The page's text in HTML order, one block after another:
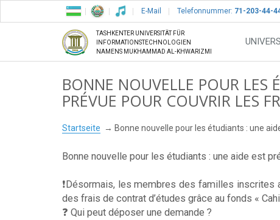
E-Mail Telefonnummer: 71-203-44-
TASHKENTER UNIVERSITÄT FÜR
INFORMATIONSTECHNOLOGIEN
NAMENS MUKHAMMAD AL-KHWARIZMI
BONNE NOUVELLE POUR LES
PRÉVUE POUR COUVRIR LES
Startseite Bonne nouvelle pour les étudiants : une
Bonne nouvelle pour les étudiants : une aide est
❗️Désormais, les membres des familles
des frais de contrat d’études grâce au fonds «
❓ Qui peut déposer une demande ?